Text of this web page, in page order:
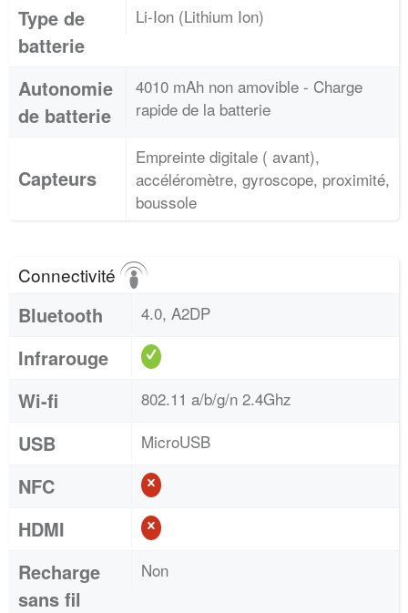
Type de
batterie
Li-Ion (Lithium Ion)
Autonomie
de batterie
4010 mAh non amovible - Charge
rapide de la batterie
Capteurs
Empreinte digitale ( avant),
accéléromètre, gyroscope, proximité,
boussole
Connectivité
Bluetooth 4.0, A2DP
Infrarouge
Wi-fi
802.11 a/b/g/n 2.4Ghz
USB MicroUSB
NFC
HDMI
Recharge
sans fil
Non